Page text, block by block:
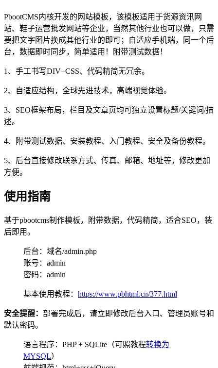
PbootCMS内核开发的网站模板，该模板适用于货源资讯网
站、鞋子运营批发网站等企业，当然其他行业也可以做，只需
要把文字图片换成其他行业的即可；自适应手机端，同一个后
台，数据即时同步，简单适用！附带测试数据！
1、手工书写DIV+CSS、代码精简无冗余。
2、自适应结构，全球先进技术，高端视觉体验。
3、SEO框架布局，栏目及文章页均可独立设置标题/关键词/描
述。
4、附带测试数据、安装教程、入门教程、安全及备份教程。
5、后台直接修改联系方式、传真、邮箱、地址等，修改更加
方便。
使用指南
基于pbootcms制作模板，附带数据，代码精简，适合SEO，装
后即用。
后台：域名/admin.php
账号：admin
密码：admin
基本使用教程： https://www.pbhtml.cn/377.html
安全提醒： 部署完成后，请立即修改后台入口、管理员账号和
默认密码。
语言程序：PHP + SQLite（可照教程转换为
MYSQL）